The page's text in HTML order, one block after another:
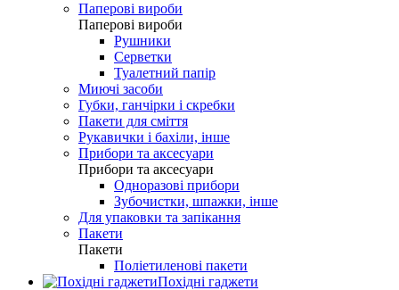
Паперові вироби
Паперові вироби
Рушники
Серветки
Туалетний папір
Миючі засоби
Губки, ганчірки і скребки
Пакети для сміття
Рукавички і бахіли, інше
Прибори та аксесуари
Прибори та аксесуари
Одноразові прибори
Зубочистки, шпажки, інше
Для упаковки та запікання
Пакети
Пакети
Поліетиленові пакети
Похідні гаджети